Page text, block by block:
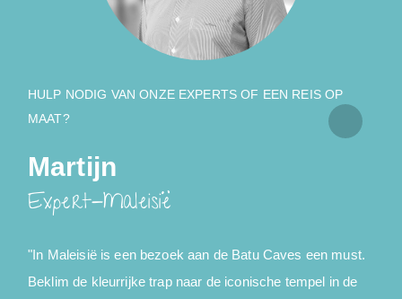
HULP NODIG VAN ONZE EXPERTS OF EEN REIS OP
MAAT?
Martijn
Expert-Maleisië
"In Maleisië is een bezoek aan de Batu Caves een must.
Beklim de kleurrijke trap naar de iconische tempel in de